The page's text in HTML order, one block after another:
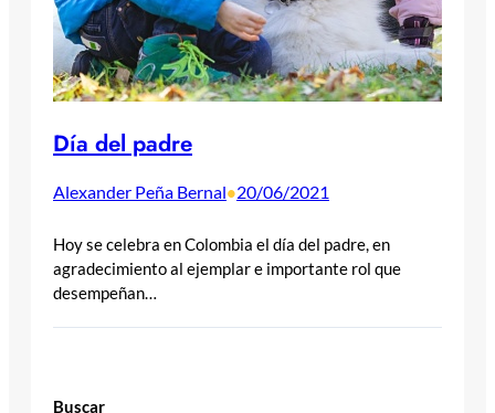
Día del padre
Alexander Peña Bernal•20/06/2021
Hoy se celebra en Colombia el día del padre, en
agradecimiento al ejemplar e importante rol que
desempeñan…
Buscar